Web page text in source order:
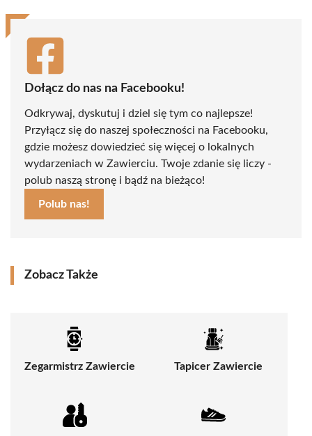
Dołącz do nas na Facebooku!
Odkrywaj, dyskutuj i dziel się tym co najlepsze!
Przyłącz się do naszej społeczności na Facebooku,
gdzie możesz dowiedzieć się więcej o lokalnych
wydarzeniach w Zawierciu. Twoje zdanie się liczy -
polub naszą stronę i bądź na bieżąco!
Polub nas!
Zobacz Także
Zegarmistrz Zawiercie Tapicer Zawiercie